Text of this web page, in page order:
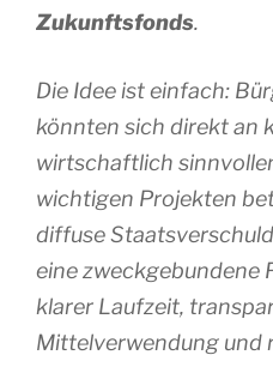
Zukunftsfonds.
Die Idee ist einfach:
könnten sich direkt an
wirtschaftlich
wichtigen Projekten
diffuse
eine zweckgebundene
klarer Laufzeit,
Mittelverwendung und